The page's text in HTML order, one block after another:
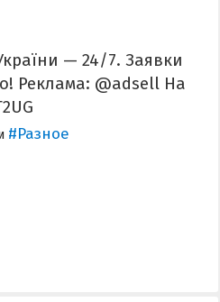
— 24/7. Заявки
Реклама: @adsell На
ㅤ ㅤ ㅤ ㅤ ㅤ ㅤ ㅤ
#Разное